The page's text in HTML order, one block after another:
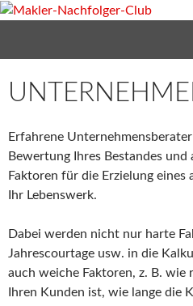
Zum
Erfahrene
Bewertung Ihres Bestandes
Faktoren für die Erzielung
Ihr Lebenswerk.
Dabei werden nicht nur harte
Jahrescourtage usw. in die
auch weiche Faktoren, z. B. wie
Ihren Kunden ist, wie lange die